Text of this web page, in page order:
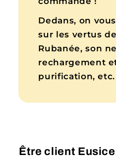
Dedans, on
sur les vertus
Rubanée, son
rechargement
purification, etc.
Être client